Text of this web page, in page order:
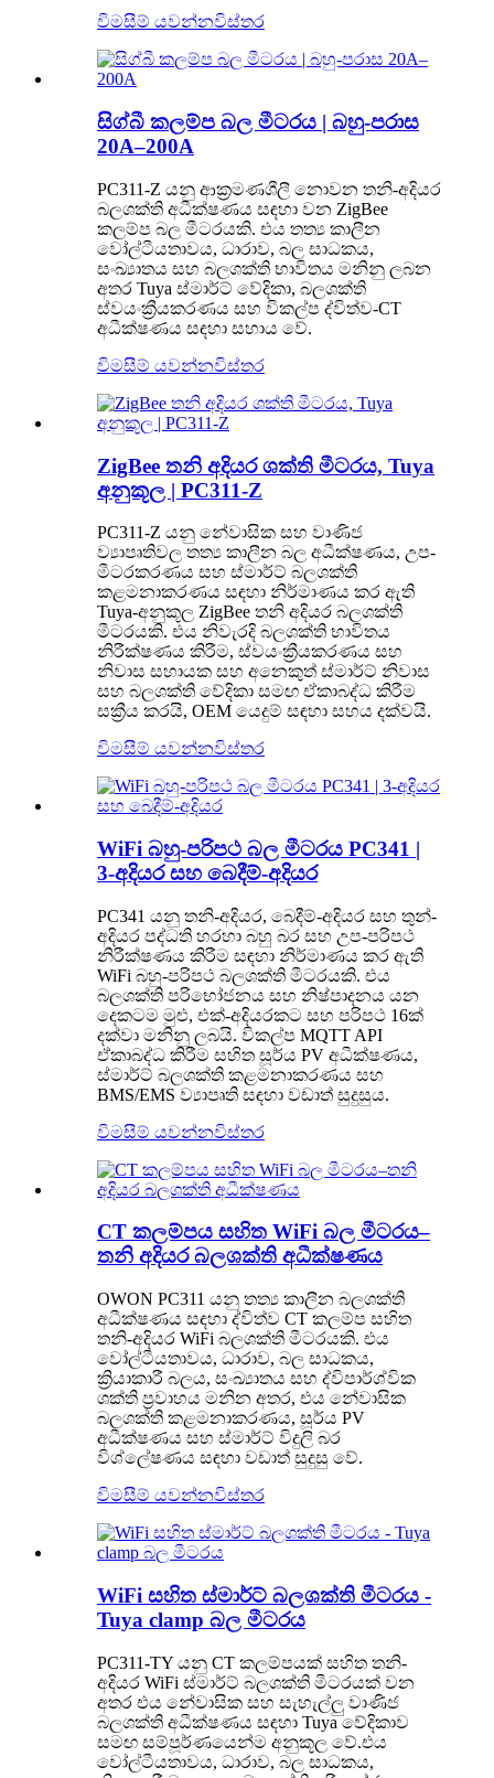
විමසීම් යවන්නවිස්තර
සිග්බී කලම්ප බල මීටරය | බහු-පරාස
20A–200A
PC311-Z යනු ආක්‍රමණශීලී නොවන තනි-අදියර
බලශක්ති අධීක්ෂණය සඳහා වන ZigBee
කලම්ප බල මීටරයකි. එය තත්‍ය කාලීන
වෝල්ටීයතාවය, ධාරාව, ​​බල සාධකය,
සංඛ්‍යාතය සහ බලශක්ති භාවිතය මනිනු ලබන
අතර Tuya ස්මාර්ට් වේදිකා, බලශක්ති
ස්වයංක්‍රීයකරණය සහ විකල්ප ද්විත්ව-CT
අධීක්ෂණය සඳහා සහාය වේ.
විමසීම් යවන්නවිස්තර
ZigBee තනි අදියර ශක්ති මීටරය, Tuya
අනුකූල | PC311-Z
PC311-Z යනු නේවාසික සහ වාණිජ
ව්‍යාපෘතිවල තත්‍ය කාලීන බල අධීක්ෂණය, උප-
මීටරකරණය සහ ස්මාර්ට් බලශක්ති
කළමනාකරණය සඳහා නිර්මාණය කර ඇති
Tuya-අනුකූල ZigBee තනි අදියර බලශක්ති
මීටරයකි. එය නිවැරදි බලශක්ති භාවිතය
නිරීක්ෂණය කිරීම, ස්වයංක්‍රීයකරණය සහ
නිවාස සහායක සහ අනෙකුත් ස්මාර්ට් නිවාස
සහ බලශක්ති වේදිකා සමඟ ඒකාබද්ධ කිරීම
සක්‍රීය කරයි, OEM යෙදුම් සඳහා සහය දක්වයි.
විමසීම් යවන්නවිස්තර
WiFi බහු-පරිපථ බල මීටරය PC341 |
3-අදියර සහ බෙදීම්-අදියර
PC341 යනු තනි-අදියර, බෙදීම්-අදියර සහ තුන්-
අදියර පද්ධති හරහා බහු බර සහ උප-පරිපථ
නිරීක්ෂණය කිරීම සඳහා නිර්මාණය කර ඇති
WiFi බහු-පරිපථ බලශක්ති මීටරයකි. එය
බලශක්ති පරිභෝජනය සහ නිෂ්පාදනය යන
දෙකටම මුළු, එක්-අදියරකට සහ පරිපථ 16ක්
දක්වා මනිනු ලබයි. විකල්ප MQTT API
ඒකාබද්ධ කිරීම සහිත සූර්ය PV අධීක්ෂණය,
ස්මාර්ට් බලශක්ති කළමනාකරණය සහ
BMS/EMS ව්‍යාපෘති සඳහා වඩාත් සුදුසුය.
විමසීම් යවන්නවිස්තර
CT කලම්පය සහිත WiFi බල මීටරය–
තනි අදියර බලශක්ති අධීක්ෂණය
OWON PC311 යනු තත්‍ය කාලීන බලශක්ති
අධීක්ෂණය සඳහා ද්විත්ව CT කලම්ප සහිත
තනි-අදියර WiFi බලශක්ති මීටරයකි. එය
වෝල්ටීයතාවය, ධාරාව, ​​බල සාධකය,
ක්‍රියාකාරී බලය, සංඛ්‍යාතය සහ ද්විපාර්ශ්වික
ශක්ති ප්‍රවාහය මනින අතර, එය නේවාසික
බලශක්ති කළමනාකරණය, සූර්ය PV
අධීක්ෂණය සහ ස්මාර්ට් විදුලි බර
විශ්ලේෂණය සඳහා වඩාත් සුදුසු වේ.
විමසීම් යවන්නවිස්තර
WiFi සහිත ස්මාර්ට් බලශක්ති මීටරය -
Tuya clamp බල මීටරය
PC311-TY යනු CT කලම්පයක් සහිත තනි-
අදියර WiFi ස්මාර්ට් බලශක්ති මීටරයක් ​​වන
අතර එය නේවාසික සහ සැහැල්ලු වාණිජ
බලශක්ති අධීක්ෂණය සඳහා Tuya වේදිකාව
සමඟ සම්පූර්ණයෙන්ම අනුකූල වේ.එය
වෝල්ටීයතාවය, ධාරාව, ​​බල සාධකය,